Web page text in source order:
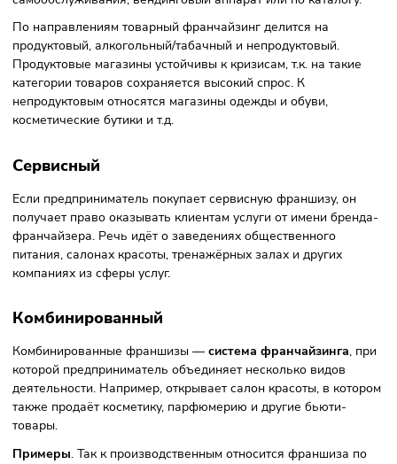
производственная франшиза называетсяпредприятием
полного цикла.
Производственные франшизы также бывают
Франчайзи продаёт товар, но не занимается его
производством. Он отправляет заказы на изготовление
В списке преимуществ производственного франчайзинга
выделяют широкий комплекс мер государственной
для развития бизнеса, а также скидки на закупку
комплектующих у поставщиков.
Товарный
Товарный или торговый франчайзинг подразумевает, что
право торговать продукцией бренда. Торговля может
розничной или оптовой.
Компания может принимать заказы и обслуживать
разными способами: онлайн, через прилавок, магазин
самообслуживания, вендинговый аппарат или по